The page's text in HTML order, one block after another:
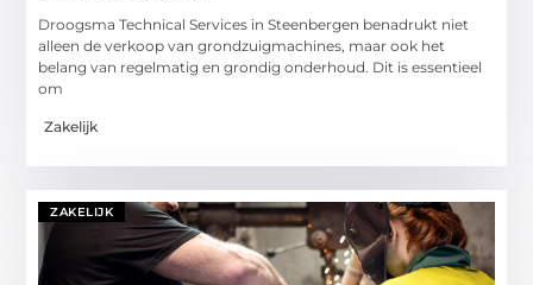
Droogsma Technical Services in Steenbergen benadrukt niet
alleen de verkoop van grondzuigmachines, maar ook het
belang van regelmatig en grondig onderhoud. Dit is essentieel
om
Zakelijk
ZAKELIJK